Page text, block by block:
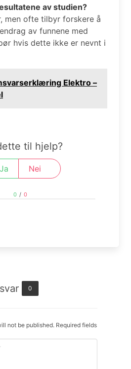
av studien?
men ofte tilbyr forskere å
av funnene med
hvis dette ikke er nevnt i
Elektro –
til hjelp?
Ja Nei
0 / 0
0
not be published. Required fields